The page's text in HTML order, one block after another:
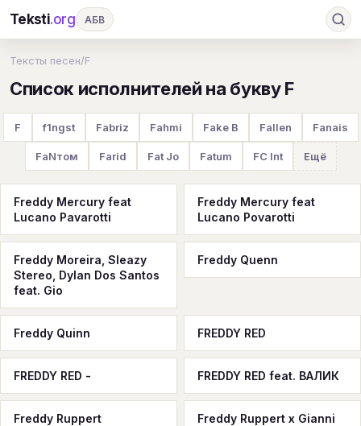
Teksti.org АБВ
И К Л М Н О П Р
Т У Ф Х Ц Ч Ш Э Ю
A D E F G
H I J K M N O P
Q R S V W X
Z #
Тексты песен/F
Список исполнителей на букву F
F f1ngst Fabriz Fahmi Fake B Fallen Fanais
FaNтом Farid Fat Jo Fatum FC Int Ещё
Freddy Mercury feat
Lucano Pavarotti
Freddy Mercury feat
Lucano Povarotti
Freddy Moreira, Sleazy
Stereo, Dylan Dos Santos
feat. Gio
Freddy Quenn
Freddy Quinn FREDDY RED
FREDDY RED - FREDDY RED feat. ВАЛИК
Freddy Ruppert
Freddy Ruppert x Gianni